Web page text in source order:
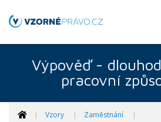
Výpověď -
pracovní
Vzory
Zaměstnání